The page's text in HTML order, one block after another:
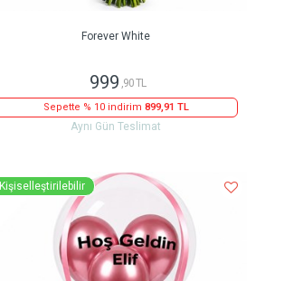
Forever White
999 ,90 TL
Sepette % 10 indirim 899,91 TL
Aynı Gün Teslimat
Kişiselleştirilebilir